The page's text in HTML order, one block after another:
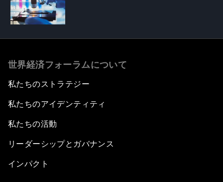
世界経済フォーラムについて
私たちのストラテジー
私たちのアイデンティティ
私たちの活動
リーダーシップとガバナンス
インパクト